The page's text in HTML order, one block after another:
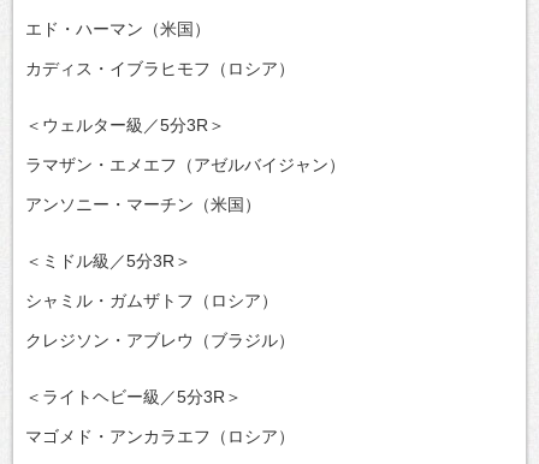
エド・ハーマン（米国）
カディス・イブラヒモフ（ロシア）
＜ウェルター級／5分3R＞
ラマザン・エメエフ（アゼルバイジャン）
アンソニー・マーチン（米国）
＜ミドル級／5分3R＞
シャミル・ガムザトフ（ロシア）
クレジソン・アブレウ（ブラジル）
＜ライトヘビー級／5分3R＞
マゴメド・アンカラエフ（ロシア）